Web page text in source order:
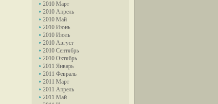
2010 Март
2010 Апрель
2010 Май
2010 Июнь
2010 Июль
2010 Август
2010 Сентябрь
2010 Октябрь
2011 Январь
2011 Февраль
2011 Март
2011 Апрель
2011 Май